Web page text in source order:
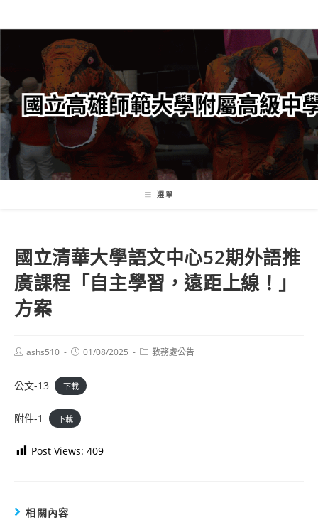
轉
要
內
容
選單
國立清華大學語文中心52期外語推
廣課程「自主學習，遠距上線！」
方案
Postashs510
Post01/08/2025
Post教務處公告
公文-13 下載
附件-1 下載
Post Views: 409
相關內容